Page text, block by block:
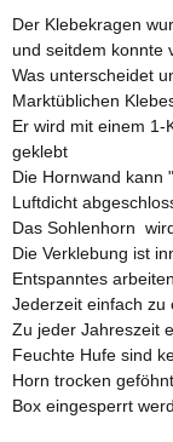
Der Klebekragen
und seitdem konnte
Was unterscheidet
Marktüblichen
Er wird mit einem 1-
geklebt
Die Hornwand kann
Luftdicht
Das Sohlenhorn
Die Verklebung ist
Entspanntes
Jederzeit einfach zu
Zu jeder Jahreszeit
Feuchte Hufe sind
Horn trocken
Box eingesperrt